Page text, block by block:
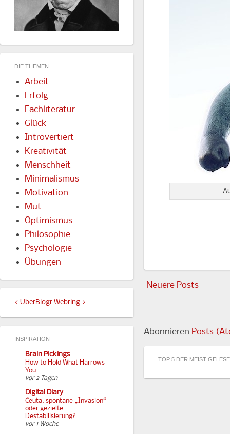
Neuere Posts
Abonnieren Posts
TOP 5 DER MEIST
DIE THEMEN
Arbeit
Erfolg
Fachliteratur
Glück
Introvertiert
Kreativität
Menschheit
Minimalismus
Motivation
Mut
Optimismus
Philosophie
Psychologie
Übungen
< UberBlogr Webring >
INSPIRATION
Brain Pickings
How to Hold What Harrows
You
vor 2 Tagen
Digital Diary
Ceuta: spontane „Invasion“
oder gezielte
Destabilisierung?
vor 1 Woche